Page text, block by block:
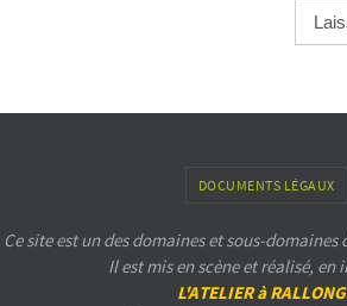
DOCUMENTS LÉGAUX
Ce site est un des domaines et sous-domaines
Il est mis en scène et réalisé, en
L'ATELIER à